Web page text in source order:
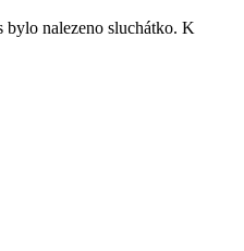
bylo nalezeno sluchátko. K